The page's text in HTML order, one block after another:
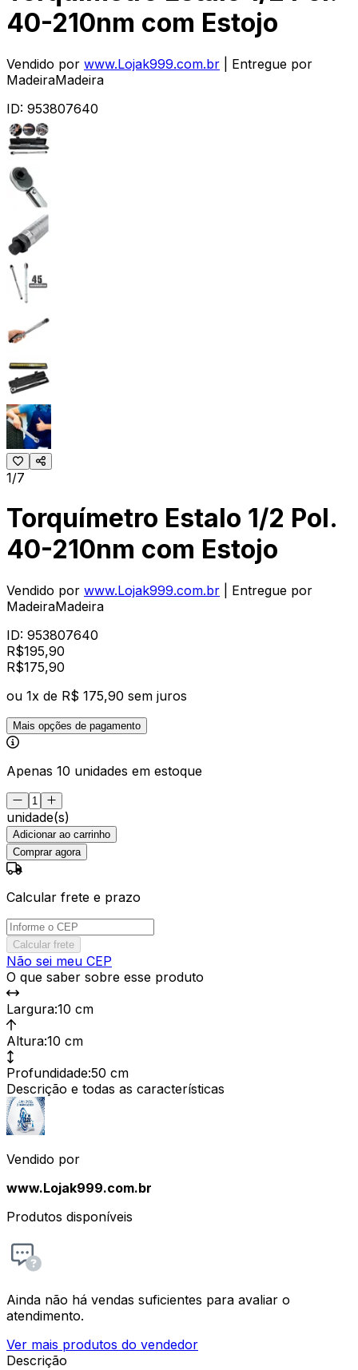
40-210nm com Estojo
Vendido por www.Lojak999.com.br
| Entregue por
MadeiraMadeira
ID: 953807640
1/7
Torquímetro Estalo 1/2 Pol.
40-210nm com Estojo
Vendido por www.Lojak999.com.br
| Entregue por
MadeiraMadeira
ID: 953807640
R$195,90
R$175,90
ou 1x de R$ 175,90 sem juros
Mais opções de pagamento
Apenas 10 unidades em estoque
unidade(s)
Adicionar ao carrinho
Comprar agora
Calcular frete e prazo
Calcular frete
Não sei meu CEP
O que saber sobre esse produto
Largura:10 cm
Altura:10 cm
Profundidade:50 cm
Descrição e todas as características
Vendido por
www.Lojak999.com.br
Produtos disponíveis
Ainda não há vendas suficientes para avaliar o
atendimento.
Ver mais produtos do vendedor
Descrição